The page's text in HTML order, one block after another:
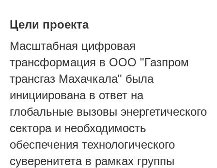
Цели проекта
Масштабная цифровая
трансформация в ООО "Газпром
трансгаз Махачкала" была
инициирована в ответ на
глобальные вызовы энергетического
сектора и необходимость
обеспечения технологического
суверенитета в рамках группы